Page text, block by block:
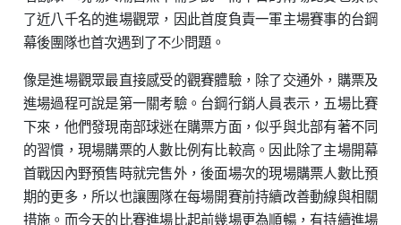
了近八千名的進場觀眾，因此首度負責一軍主場賽事的台鋼
幕後團隊也首次遇到了不少問題。
像是進場觀眾最直接感受的觀賽體驗，除了交通外，購票及
進場過程可說是第一關考驗。台鋼行銷人員表示，五場比賽
下來，他們發現南部球迷在購票方面，似乎與北部有著不同
的習慣，現場購票的人數比例有比較高。因此除了主場開幕
首戰因內野預售時就完售外，後面場次的現場購票人數比預
期的更多，所以也讓團隊在每場開賽前持續改善動線與相關
措施。而今天的比賽進場比起前幾場更為順暢，有持續進場